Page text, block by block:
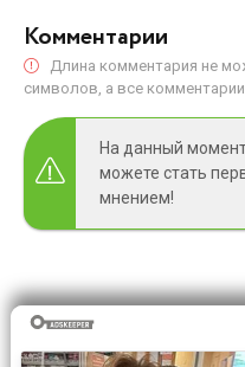
Комментарии
Длина комментария не
символов, а все
На данный
можете стать
мнением!